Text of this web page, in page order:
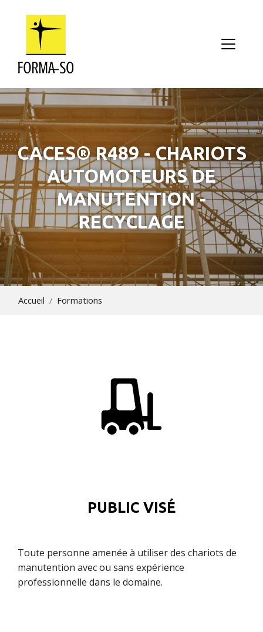
CACES® R489 - CHARIOTS
AUTOMOTEURS DE
MANUTENTION -
RECYCLAGE
Accueil Formations
PUBLIC VISÉ
Toute personne amenée à utiliser des chariots de
manutention avec ou sans expérience
professionnelle dans le domaine.